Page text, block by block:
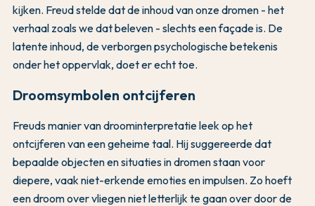
kijken. Freud stelde dat de inhoud van onze dromen - het
verhaal zoals we dat beleven - slechts een façade is. De
latente inhoud, de verborgen psychologische betekenis
onder het oppervlak, doet er echt toe.
Droomsymbolen ontcijferen
Freuds manier van droominterpretatie leek op het
ontcijferen van een geheime taal. Hij suggereerde dat
bepaalde objecten en situaties in dromen staan voor
diepere, vaak niet-erkende emoties en impulsen. Zo hoeft
een droom over vliegen niet letterlijk te gaan over door de